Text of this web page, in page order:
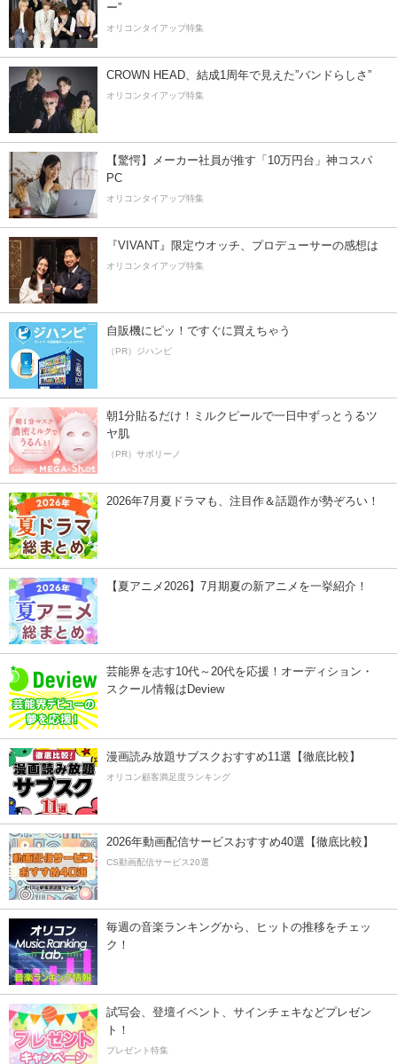
ー”
オリコンタイアップ特集
CROWN HEAD、結成1周年で見えた”バンドらしさ”
オリコンタイアップ特集
【驚愕】メーカー社員が推す「10万円台」神コスパ
PC
オリコンタイアップ特集
『VIVANT』限定ウオッチ、プロデューサーの感想は
オリコンタイアップ特集
自販機にピッ！ですぐに買えちゃう
（PR）ジハンピ
朝1分貼るだけ！ミルクピールで一日中ずっとうるツ
ヤ肌
（PR）サボリーノ
2026年7月夏ドラマも、注目作＆話題作が勢ぞろい！
【夏アニメ2026】7月期夏の新アニメを一挙紹介！
芸能界を志す10代～20代を応援！オーディション・
スクール情報はDeview
漫画読み放題サブスクおすすめ11選【徹底比較】
オリコン顧客満足度ランキング
2026年動画配信サービスおすすめ40選【徹底比較】
CS動画配信サービス20選
毎週の音楽ランキングから、ヒットの推移をチェッ
ク！
試写会、登壇イベント、サインチェキなどプレゼン
ト！
プレゼント特集